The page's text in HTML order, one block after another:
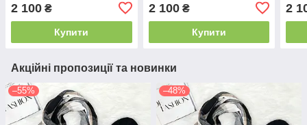
різнокольоровий 12840 -
8045 - 4146
2 100 ₴
Купити
різнокольоровий 12842 -
1285 - 4148
2 100₴
Купити
2
Акційні пропозиції та новинки
–55% –48%